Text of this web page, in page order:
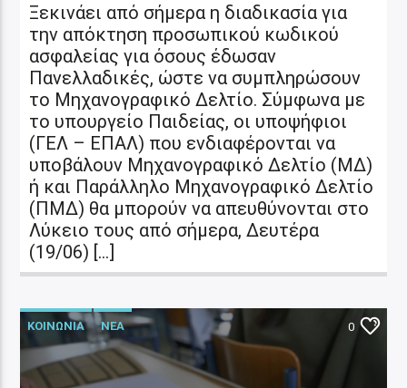
Ξεκινάει από σήμερα η διαδικασία για
την απόκτηση προσωπικού κωδικού
ασφαλείας για όσους έδωσαν
Πανελλαδικές, ώστε να συμπληρώσουν
το Μηχανογραφικό Δελτίο. Σύμφωνα με
το υπουργείο Παιδείας, οι υποψήφιοι
(ΓΕΛ – ΕΠΑΛ) που ενδιαφέρονται να
υποβάλουν Μηχανογραφικό Δελτίο (ΜΔ)
ή και Παράλληλο Μηχανογραφικό Δελτίο
(ΠΜΔ) θα μπορούν να απευθύνονται στο
Λύκειο τους από σήμερα, Δευτέρα
(19/06) […]
ΚΟΙΝΩΝΙΑ ΝΕΑ 0